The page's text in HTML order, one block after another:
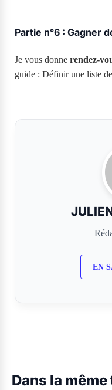
Partie n°6 : Gagner
Je vous donne rendez-
guide : Définir une liste
EN
Dans la